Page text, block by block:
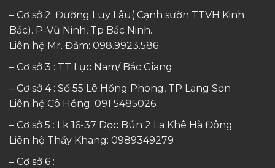
– Cơ sở 2: Đường Luy Lâu( Cạnh sườn TTVH Kinh
Bắc). P-Vũ Ninh, Tp Bắc Ninh.
Liên hệ Mr. Đảm: 098.9923.586
– Cơ sở 3 : TT Lục Nam/ Bắc Giang
– Cơ sở 4 : Số 55 Lê Hồng Phong, TP Lạng Sơn
Liên hệ Cô Hồng: 091 5485026
– Cơ sở 5 : Lk 16-37 Dọc Bún 2 La Khê Hà Đông
Liên hệ Thầy Khang: 0989349279
– Cơ sở 6 :